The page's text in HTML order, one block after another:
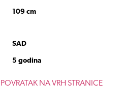
109 cm
SAD
5 godina
POVRATAK NA VRH STRANICE